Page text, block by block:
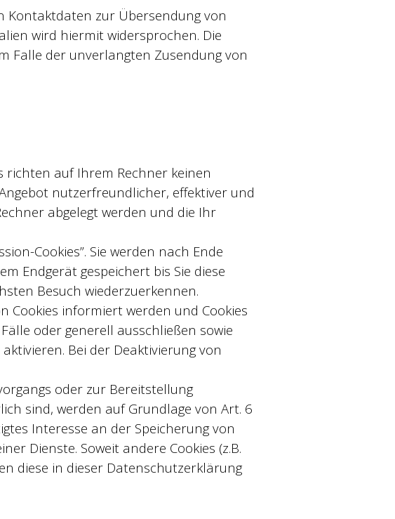
Kontaktdaten zur Übersendung von
wird hiermit widersprochen. Die
Falle der unverlangten Zusendung von
richten auf Ihrem Rechner keinen
nutzerfreundlicher, effektiver und
abgelegt werden und die Ihr
Cookies”. Sie werden nach Ende
Endgerät gespeichert bis Sie diese
Besuch wiederzuerkennen.
Cookies informiert werden und Cookies
oder generell ausschließen sowie
Bei der Deaktivierung von
oder zur Bereitstellung
sind, werden auf Grundlage von Art. 6
Interesse an der Speicherung von
Dienste. Soweit andere Cookies (z.B.
diese in dieser Datenschutzerklärung